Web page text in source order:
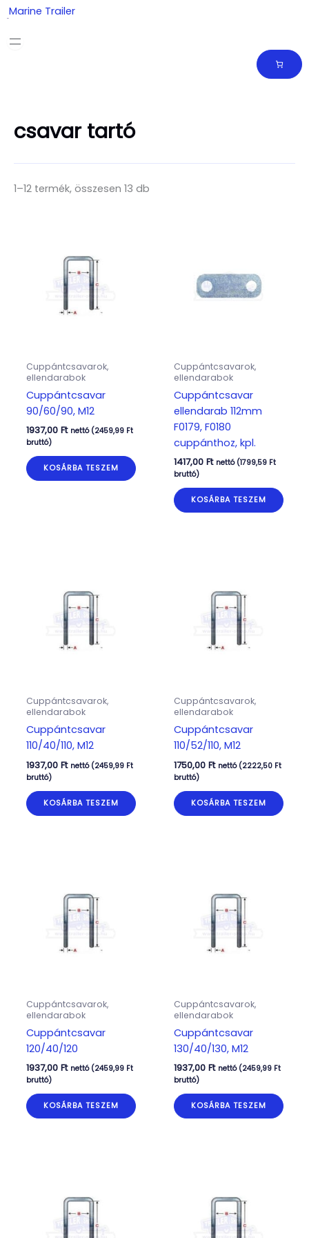
Skip
to
content
Marine Trailer
csavar tartó
1–12 termék, összesen 13 db
Cuppántcsavarok,
ellendarabok
Cuppántcsavar
90/60/90, M12
1937,00 Ft nettó (2459,99 Ft
bruttó)
KOSÁRBA TESZEM
Cuppántcsavarok,
ellendarabok
Cuppántcsavar
ellendarab 112mm
F0179, F0180
cuppánthoz, kpl.
1417,00 Ft nettó (1799,59 Ft
bruttó)
KOSÁRBA TESZEM
Cuppántcsavarok,
ellendarabok
Cuppántcsavar
110/40/110, M12
1937,00 Ft nettó (2459,99 Ft
bruttó)
KOSÁRBA TESZEM
Cuppántcsavarok,
ellendarabok
Cuppántcsavar
110/52/110, M12
1750,00 Ft nettó (2222,50 Ft
bruttó)
KOSÁRBA TESZEM
Cuppántcsavarok,
ellendarabok
Cuppántcsavar
120/40/120
1937,00 Ft nettó (2459,99 Ft
bruttó)
KOSÁRBA TESZEM
Cuppántcsavarok,
ellendarabok
Cuppántcsavar
130/40/130, M12
1937,00 Ft nettó (2459,99 Ft
bruttó)
KOSÁRBA TESZEM